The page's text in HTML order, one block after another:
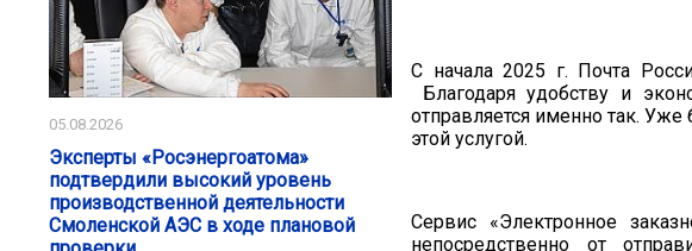
05.08.2026
Эксперты «Росэнергоатома»
подтвердили высокий уровень
производственной деятельности
Смоленской АЭС в ходе плановой
С начала 2025 г. Почта
Благодаря удобству и
отправляется именно так.
этой услугой.
Сервис «Электронное
непосредственно от